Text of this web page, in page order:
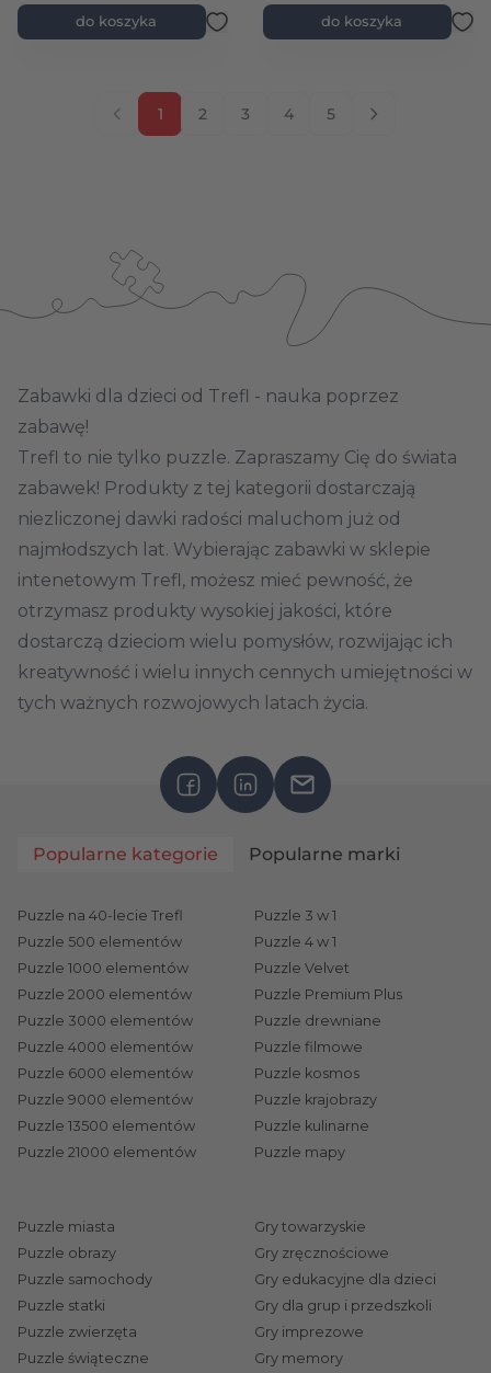
do koszyka do koszyka
Aktualnie czytasz stronę
1 Strona
2 Strona
3 Strona
4 Strona
5
Zabawki dla dzieci od Trefl - nauka poprzez
zabawę!
Trefl to nie tylko puzzle. Zapraszamy Cię do świata
zabawek! Produkty z tej kategorii dostarczają
niezliczonej dawki radości maluchom już od
najmłodszych lat. Wybierając zabawki w sklepie
intenetowym Trefl, możesz mieć pewność, że
otrzymasz produkty wysokiej jakości, które
dostarczą dzieciom wielu pomysłów, rozwijając ich
kreatywność i wielu innych cennych umiejętności w
tych ważnych rozwojowych latach życia.
Zabawki edukacyjne dla dziewczynek i chłopców
Nie ma ograniczeń! Trefl stworzył szeroki wybór
i chłopców. Dla małych dam oferujemy zabawki
artystyczne talenty, np.
Piękna przyroda. Treflikowe
kodowanki,Magic Touch Value Piano
Magiczne Kryształki
. Natomiast dla małych panów
czy modele pojazdów
dostarczające mnóstwa
przygód i wyzwań!
Jakie zabawki wybrać dla dzieci w zależności od
wieku?
zabawki dla dziecka? Jesteś w dobrym miejscu!
Zadbaj o rozwój dziecka poprzez zabawę i sprawdź,
na co zwrócić uwagę podczas wyboru produktu
dla swojej pociechy. Każdy mały i duży odkrywca
kocha zabawki. Tylko nie wszystkie zabawki nadają
Popularne kategorie Popularne marki
Puzzle na 40-lecie Trefl
Puzzle 500 elementów
Puzzle 1000 elementów
Puzzle 2000 elementów
Puzzle 3000 elementów
Puzzle 4000 elementów
Puzzle 6000 elementów
Puzzle 9000 elementów
Puzzle 13500 elementów
Puzzle 21000 elementów
Puzzle 3 w 1
Puzzle 4 w 1
Puzzle Velvet
Puzzle Premium Plus
Puzzle drewniane
Puzzle filmowe
Puzzle kosmos
Puzzle krajobrazy
Puzzle kulinarne
Puzzle mapy
Puzzle miasta
Puzzle obrazy
Puzzle samochody
Puzzle statki
Puzzle zwierzęta
Puzzle świąteczne
Gry towarzyskie
Gry zręcznościowe
Gry edukacyjne dla dzieci
Gry dla grup i przedszkoli
Gry imprezowe
Gry memory